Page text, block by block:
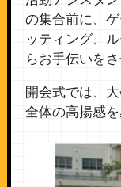
の集合前に、
ッティング、
らお手伝いを
開会式では、
全体の高揚感を